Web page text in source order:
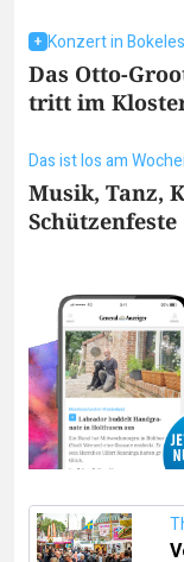
Konzert in
Das Otto-
tritt im
Das ist los am
Musik, Tanz,
Schützenfeste